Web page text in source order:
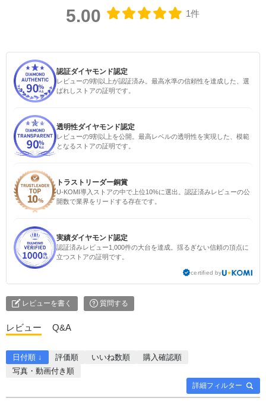
5.00 1件
認証ダイヤモンド認定
レビューの9割以上が認証済み。最高水準の信頼性を達成した、選
ばれしストアの証明です。
透明性ダイヤモンド認定
レビューの9割以上を公開。最高レベルの透明性を実現した、模範
となるストアの証明です。
トラストリーダー銅賞
U-KOMI導入ストアの中で上位10%に選出。認証済みレビューの公
開数で業界をリードする存在です。
実績ダイヤモンド認定
認証済みレビュー1,000件の大台を達成。揺るぎない信頼の頂点に
立つストアの証明です。
certified by
レビューを書く 質問する
レビュー Q&A
詳細フィルター
日付順 ↓ 評価順 いいね数順
購入確認順
写真・動画付き順